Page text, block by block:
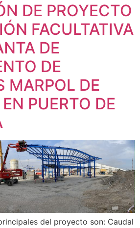
DE PROYECTO
FACULTATIVA
DE
DE
MARPOL DE
PUERTO DE
del proyecto son: Caudal